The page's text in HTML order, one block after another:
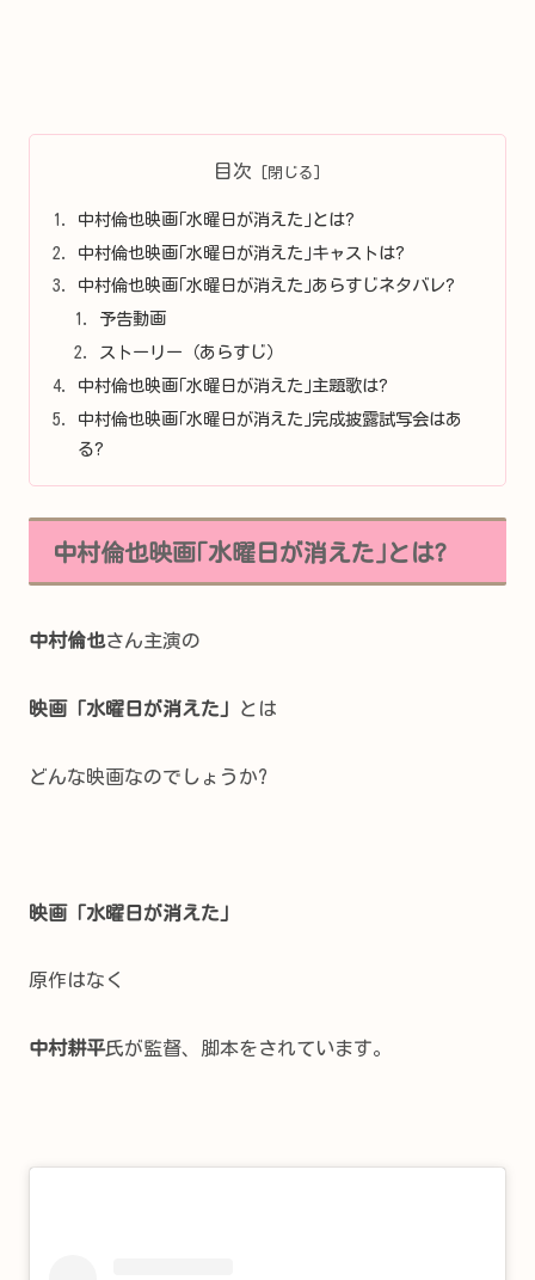
目次
中村倫也映画｢水曜日が消えた｣とは?
中村倫也映画｢水曜日が消えた｣キャストは?
中村倫也映画｢水曜日が消えた｣あらすじネタバレ?
予告動画
ストーリー（あらすじ）
中村倫也映画｢水曜日が消えた｣主題歌は?
中村倫也映画｢水曜日が消えた｣完成披露試写会はあ
る?
中村倫也映画｢水曜日が消えた｣とは?
中村倫也さん主演の
映画「水曜日が消えた」 とは
どんな映画なのでしょうか?
映画「水曜日が消えた」
原作はなく
中村耕平氏が監督、脚本をされています。